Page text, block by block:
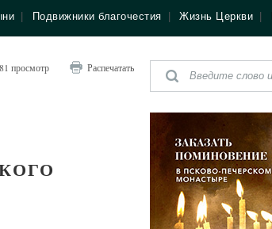
Подвижники благочестия Жизнь Церкви
просмотр Распечатать